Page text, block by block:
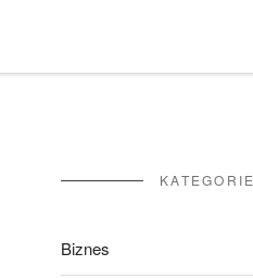
KATEGORIE
Biznes